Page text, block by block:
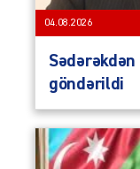
04.08.2026
Sədərəkdən
göndərildi